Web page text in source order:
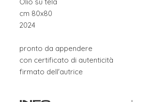
cm 80x80
2024
pronto da appendere
con certificato di autenticità
firmato dell'autrice